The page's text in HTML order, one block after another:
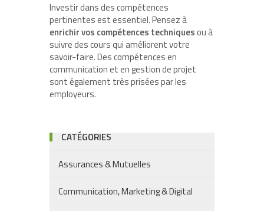
Investir dans des compétences
pertinentes est essentiel. Pensez à
enrichir vos compétences techniquesou à
suivre des cours qui améliorent votre
savoir-faire. Des compétences en
communication et en gestion de projet
sont également très prisées par les
employeurs.
CATÉGORIES
Assurances & Mutuelles
Communication, Marketing & Digital